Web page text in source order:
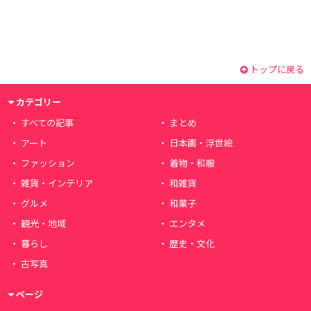
トップに戻る
カテゴリー
すべての記事
まとめ
アート
日本画・浮世絵
ファッション
着物・和服
雑貨・インテリア
和雑貨
グルメ
和菓子
観光・地域
エンタメ
暮らし
歴史・文化
古写真
ページ